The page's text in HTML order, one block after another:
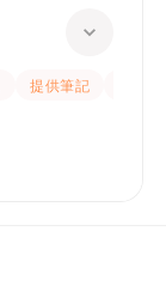
提供筆記